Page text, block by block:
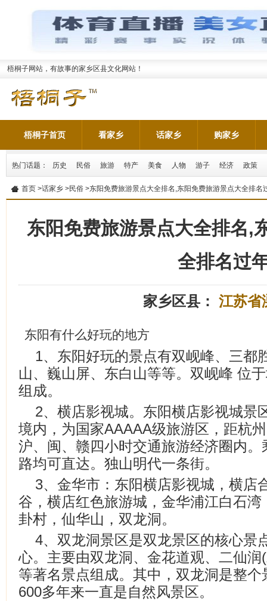
梧桐子网站，有故事的家乡区县文化网站！
梧桐子首页 看家乡 话家乡 购家乡
热门话题： 历史 民俗 旅游 特产 美食 人物 游子 经济 政策
首页 >话家乡 >民俗 >东阳免费旅游景点大全排名,东阳免费旅游景点大全排名
东阳免费旅游景点大全排名,
全排名过
家乡区县： 江苏省
东阳有什么好玩的地方
1、东阳好玩的景点有双岘峰、三都
山、巍山屏、东白山等等。双岘峰 位
组成。
2、横店影视城。东阳横店影视城景
境内，为国家AAAAA级旅游区，距杭
沪、闽、赣四小时交通旅游经济圈内
路均可直达。独山明代一条街。
3、金华市：东阳横店影视城，横店
谷，横店红色旅游城，金华浦江白石
卦村，仙华山，双龙洞。
4、双龙洞景区是双龙景区的核心景
心。主要由双龙洞、金花道观、二仙
等著名景点组成。其中，双龙洞是整
600多年来一直是自然风景区。